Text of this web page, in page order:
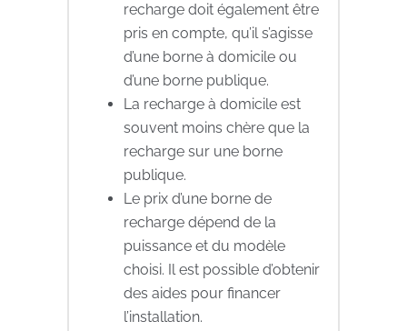
recharge doit également être
pris en compte, qu’il s’agisse
d’une borne à domicile ou
d’une borne publique.
La recharge à domicile est
souvent moins chère que la
recharge sur une borne
publique.
Le prix d’une borne de
recharge dépend de la
puissance et du modèle
choisi. Il est possible d’obtenir
des aides pour financer
l’installation.